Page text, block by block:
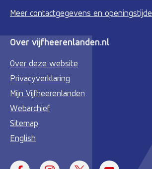
Meer contactgegevens en
Over vijfheerenlanden.nl
Over deze website
Privacyverklaring
Mijn Vijfheerenlanden
Webarchief
Sitemap
English